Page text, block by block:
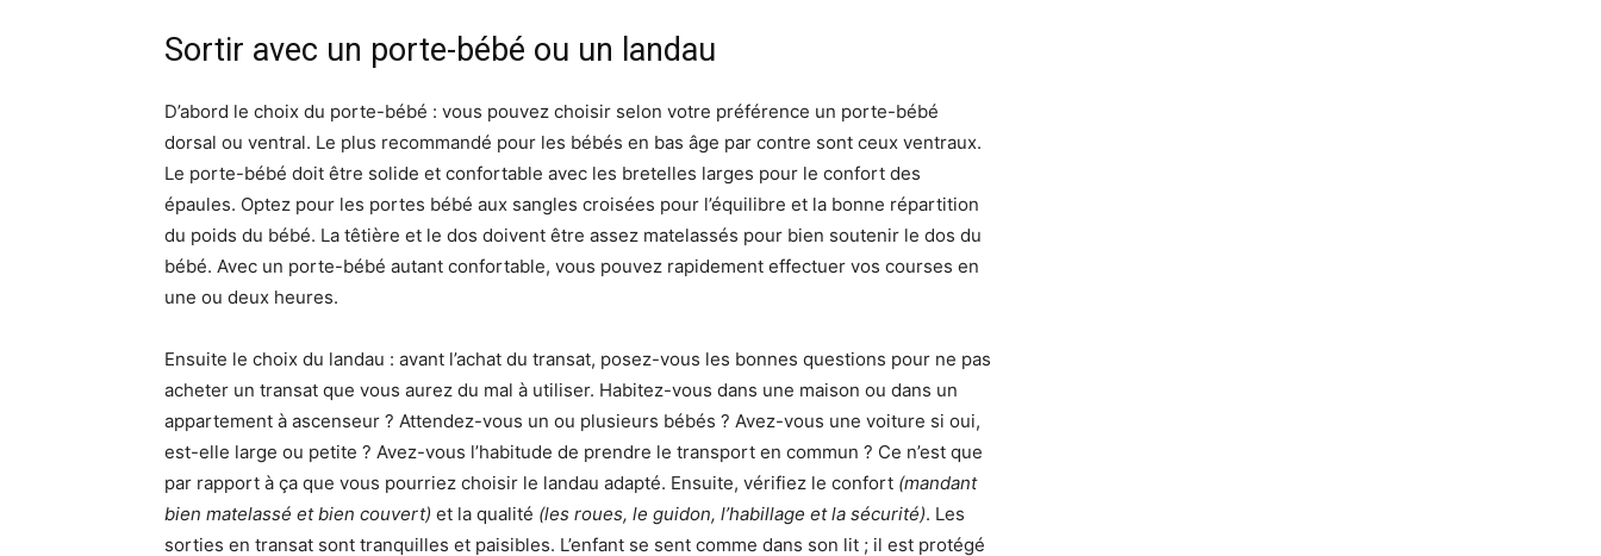
Sortir avec un porte-bébé ou un landau
D’abord le choix du porte-bébé : vous pouvez choisir selon votre préférence un porte-bébé
dorsal ou ventral. Le plus recommandé pour les bébés en bas âge par contre sont ceux ventraux.
Le porte-bébé doit être solide et confortable avec les bretelles larges pour le confort des
épaules. Optez pour les portes bébé aux sangles croisées pour l’équilibre et la bonne répartition
du poids du bébé. La têtière et le dos doivent être assez matelassés pour bien soutenir le dos du
bébé. Avec un porte-bébé autant confortable, vous pouvez rapidement effectuer vos courses en
une ou deux heures.
Ensuite le choix du landau : avant l’achat du transat, posez-vous les bonnes questions pour ne pas
acheter un transat que vous aurez du mal à utiliser. Habitez-vous dans une maison ou dans un
appartement à ascenseur ? Attendez-vous un ou plusieurs bébés ? Avez-vous une voiture si oui,
est-elle large ou petite ? Avez-vous l’habitude de prendre le transport en commun ? Ce n’est que
par rapport à ça que vous pourriez choisir le landau adapté. Ensuite, vérifiez le confort (mandant
bien matelassé et bien couvert) et la qualité (les roues, le guidon, l’habillage et la sécurité). Les
sorties en transat sont tranquilles et paisibles. L’enfant se sent comme dans son lit ; il est protégé